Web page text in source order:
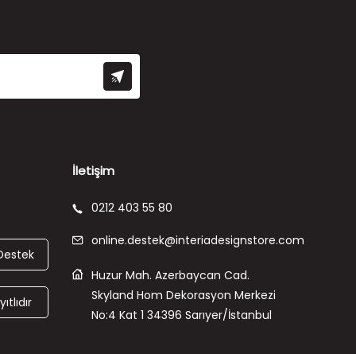
İletişim
0212 403 55 80
online.destek@interiadesignstore.com
Huzur Mah. Azerbaycan Cad.
Skyland Hom Dekorasyon Merkezi
No:4 Kat 1 34396 Sarıyer/İstanbul